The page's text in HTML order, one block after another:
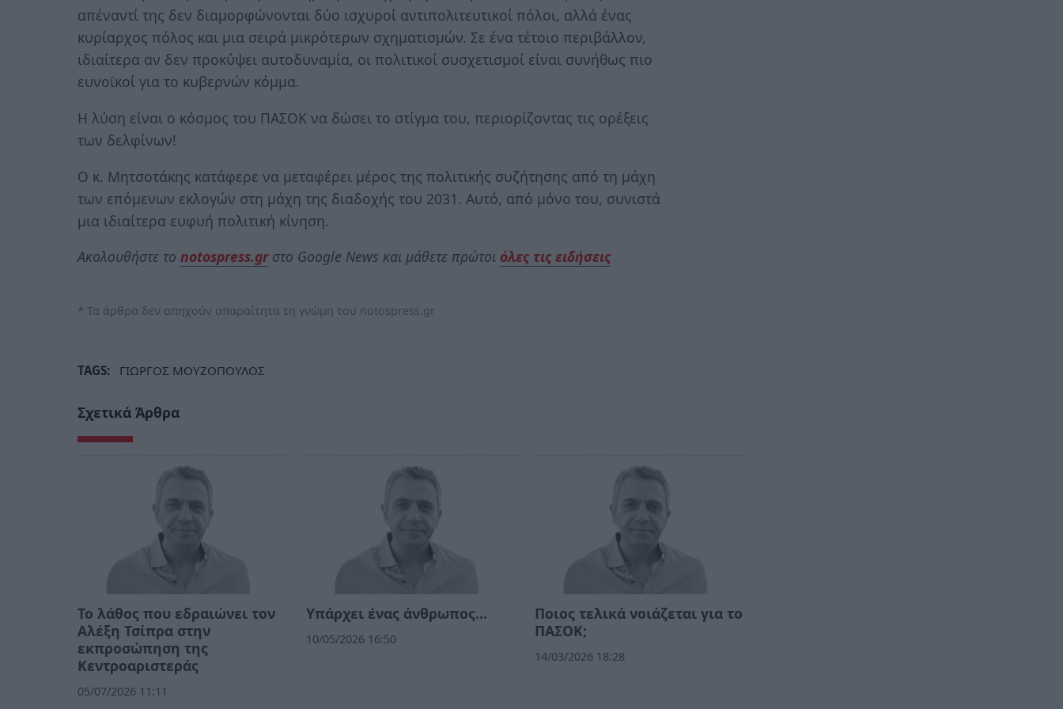
απέναντί της δεν διαμορφώνονται δύο ισχυροί αντιπολιτευτικοί πόλοι, αλλά ένας
κυρίαρχος πόλος και μια σειρά μικρότερων σχηματισμών. Σε ένα τέτοιο περιβάλλον,
ιδιαίτερα αν δεν προκύψει αυτοδυναμία, οι πολιτικοί συσχετισμοί είναι συνήθως πιο
ευνοϊκοί για το κυβερνών κόμμα.
Η λύση είναι ο κόσμος του ΠΑΣΟΚ να δώσει το στίγμα του, περιορίζοντας τις ορέξεις
των δελφίνων!
Ο κ. Μητσοτάκης κατάφερε να μεταφέρει μέρος της πολιτικής συζήτησης από τη μάχη
των επόμενων εκλογών στη μάχη της διαδοχής του 2031. Αυτό, από μόνο του, συνιστά
μια ιδιαίτερα ευφυή πολιτική κίνηση.
Ακολουθήστε το notospress.grστο Google News και μάθετε πρώτοι όλες τις ειδήσεις
* Τα άρθρα δεν απηχούν απαραίτητα τη γνώμη του notospress.gr
TAGS: ΓΙΩΡΓΟΣ ΜΟΥΖΟΠΟΥΛΟΣ
Σχετικά Άρθρα
Το λάθος που εδραιώνει τον
Αλέξη Τσίπρα στην
εκπροσώπηση της
Κεντροαριστεράς
05/07/2026 11:11
Υπάρχει ένας άνθρωπος...
10/05/2026 16:50
Ποιος τελικά νοιάζεται για το
ΠΑΣΟΚ;
14/03/2026 18:28